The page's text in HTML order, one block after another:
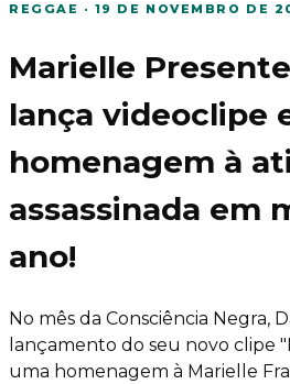
REGGAE · 19 DE NOVEMBRO DE
Marielle
lança videoclipe
homenagem à
assassinada em
ano!
No mês da Consciência Negra,
lançamento do seu novo clipe
uma homenagem à Marielle